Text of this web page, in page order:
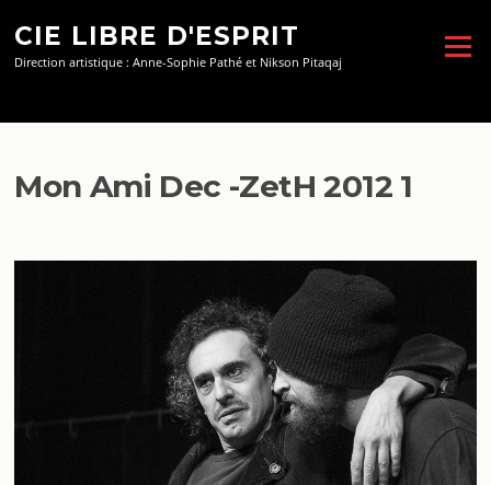
contenu
CIE LIBRE D'ESPRIT
Direction artistique : Anne-Sophie Pathé et Nikson Pitaqaj
Menu
Mon Ami Dec -ZetH 2012 1